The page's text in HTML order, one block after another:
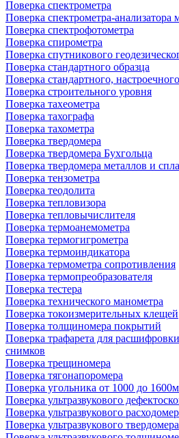
Поверка спектрометра
Поверка спектрометра-анализатора
Поверка спектрофотометра
Поверка спирометра
Поверка спутникового
Поверка стандартного образца
Поверка стандартного,
Поверка строительного уровня
Поверка тахеометра
Поверка тахографа
Поверка тахометра
Поверка твердомера
Поверка твердомера Бухгольца
Поверка твердомера металлов и
Поверка тензометра
Поверка теодолита
Поверка тепловизора
Поверка тепловычислителя
Поверка термоанемометра
Поверка термогигрометра
Поверка термоиндикатора
Поверка термометра сопротивления
Поверка термопреобразователя
Поверка тестера
Поверка технического манометра
Поверка токоизмерительных клещей
Поверка толщиномера покрытий
Поверка трафарета для
снимков
Поверка трещиномера
Поверка тягонапоромера
Поверка угольника от 1000 до
Поверка ультразвукового
Поверка ультразвукового
Поверка ультразвукового твердомера